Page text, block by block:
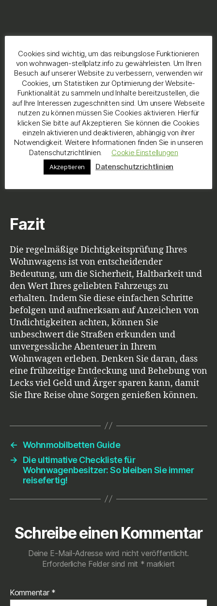
Fazit
Die regelmäßige Dichtigkeitsprüfung Ihres
Wohnwagens ist von entscheidender
Bedeutung, um die Sicherheit, Haltbarkeit und
den Wert Ihres geliebten Fahrzeugs zu
erhalten. Indem Sie diese einfachen Schritte
befolgen und aufmerksam auf Anzeichen von
Undichtigkeiten achten, können Sie
unbeschwert die Straßen erkunden und
unvergessliche Abenteuer in Ihrem
Wohnwagen erleben. Denken Sie daran, dass
eine frühzeitige Entdeckung und Behebung von
Lecks viel Geld und Ärger sparen kann, damit
Sie Ihre Reise ohne Sorgen genießen können.
← Wohnmobilbetten Guide
→
Die ultimative Checkliste für
Wohnwagenbesitzer: So bleiben Sie immer
reisefertig!
Schreibe einen Kommentar
Deine E-Mail-Adresse wird nicht veröffentlicht.
Erforderliche Felder sind mit * markiert
Kommentar *
Cookies sind wichtig, um das reibungslose Funktionieren
von wohnwagen-stellplatz.info zu gewährleisten. Um Ihren
Besuch auf unserer Website zu verbessern, verwenden wir
Cookies, um Statistiken zur Optimierung der Website-
Funktionalität zu sammeln und Inhalte bereitzustellen, die
auf Ihre Interessen zugeschnitten sind. Um unsere Webseite
nutzen zu können müssen Sie Cookies aktivieren. Hierfür
klicken Sie bitte auf Akzeptieren. Sie können die Cookies
einzeln aktivieren und deaktivieren, abhängig von ihrer
Notwendigkeit. Weitere Informationen finden Sie in unseren
Datenschutzrichtlinien.
Cookie Einstellungen
Akzeptieren Datenschutzrichtlinien